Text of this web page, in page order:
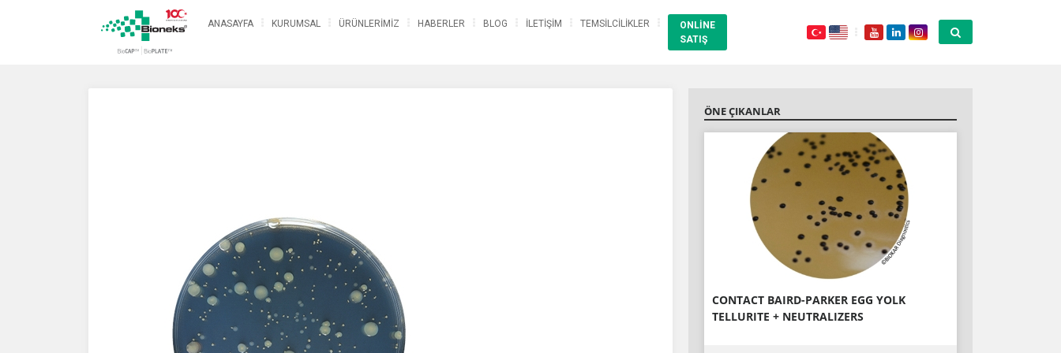
ANASAYFA KURUMSAL ÜRÜNLERİMİZ HABERLER BLOG İLETİŞİM TEMSİLCİLİKLER
ONLİNE
SATIŞ
ÖNE ÇIKANLAR
CONTACT BAIRD-PARKER EGG YOLK
TELLURITE + NEUTRALIZERS